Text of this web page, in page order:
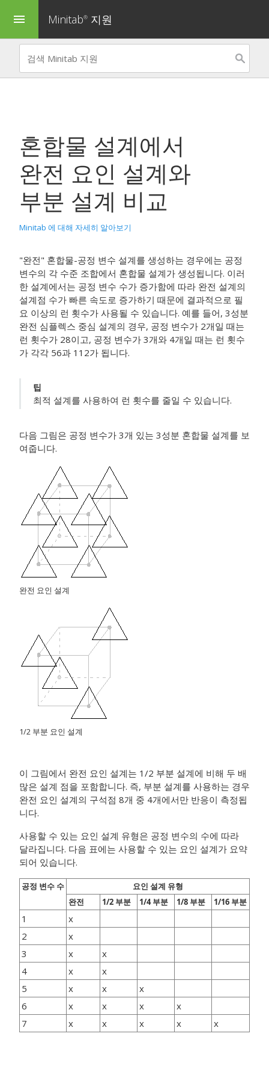
menu Minitab® 지원
혼합물 설계에서
완전 요인 설계와
부분 설계 비교
Minitab 에 대해 자세히 알아보기
"완전" 혼합물-공정 변수 설계를 생성하는 경우에는 공정
변수의 각 수준 조합에서 혼합물 설계가 생성됩니다. 이러
한 설계에서는 공정 변수 수가 증가함에 따라 완전 설계의
설계점 수가 빠른 속도로 증가하기 때문에 결과적으로 필
요 이상의 런 횟수가 사용될 수 있습니다. 예를 들어, 3성분
완전 심플렉스 중심 설계의 경우, 공정 변수가 2개일 때는
런 횟수가 28이고, 공정 변수가 3개와 4개일 때는 런 횟수
가 각각 56과 112가 됩니다.
팁
최적 설계를 사용하여 런 횟수를 줄일 수 있습니다.
다음 그림은 공정 변수가 3개 있는 3성분 혼합물 설계를 보
여줍니다.
완전 요인 설계
1/2 부분 요인 설계
이 그림에서 완전 요인 설계는 1/2 부분 설계에 비해 두 배
많은 설계 점을 포함합니다. 즉, 부분 설계를 사용하는 경우
완전 요인 설계의 구석점 8개 중 4개에서만 반응이 측정됩
니다.
사용할 수 있는 요인 설계 유형은 공정 변수의 수에 따라
달라집니다. 다음 표에는 사용할 수 있는 요인 설계가 요약
되어 있습니다.
공정 변수 수
요인 설계 유형
완전
1/2 부분 1/4 부분 1/8 부분 1/16 부분
1
x
2
x
3
x
x
4
x
x
5
x x
x
6
x x x
x
7
x x x x x